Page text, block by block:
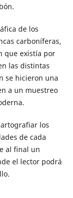
de los
carboníferas,
que existía por
las distintas
se hicieron una
a un muestreo
los
de cada
al final un
el lector podrá